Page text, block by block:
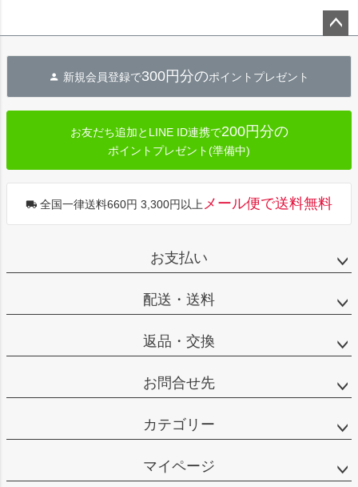
へ
新規会員登録で300円分のポイントプレゼント
お友だち追加とLINE ID連携で200円分の
ポイントプレゼント(準備中)
全国一律送料660円 3,300円以上メール便で送料無料
お支払い
配送・送料
返品・交換
お問合せ先
カテゴリー
マイページ